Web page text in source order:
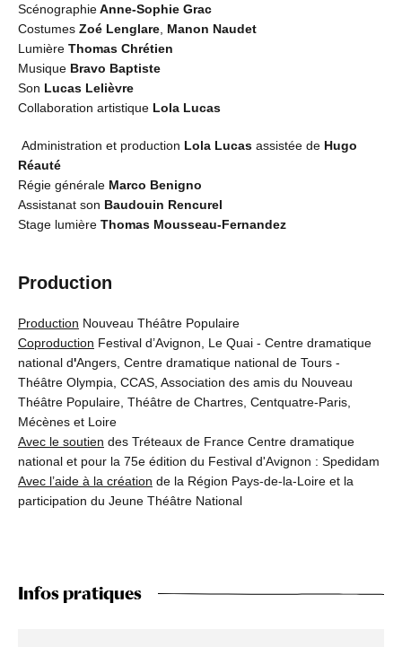
ScénographieAnne-Sophie Grac
Costumes Zoé Lenglare Manon Naudet
Lumière Thomas Chrétien
Musique Bravo Baptiste
Son Lucas Lelièvre
Collaboration artistique Lola Lucas
Administration et production Lola Lucas assistée de Hugo
Réauté
Régie générale Marco Benigno
Assistanat son Baudouin Rencurel
Stage lumière Thomas Mousseau-Fernandez
Production
Production Nouveau Théâtre Populaire
Coproduction Festival d’Avignon, Le Quai - Centre dramatique
national d'Angers, Centre dramatique national de Tours -
Théâtre Olympia, CCAS, Association des amis du Nouveau
Théâtre Populaire, Théâtre de Chartres, Centquatre-Paris,
Mécènes et Loire
Avec le soutien des Tréteaux de France Centre dramatique
national et pour la 75e édition du Festival d'Avignon : Spedidam
Avec l’aide à la création de la Région Pays-de-la-Loire et la
participation du Jeune Théâtre National
Infos pratiques